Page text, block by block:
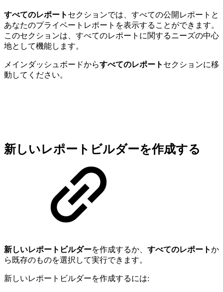
すべてのレポート セクションでは、すべての公開レポートと
あなたのプライベートレポートを表示することができます。
このセクションは、すべてのレポートに関するニーズの中心
地として機能します。
メインダッシュボードからすべてのレポート セクションに移
動してください。
新しいレポートビルダーを作成する
新しいレポートビルダーを作成するか、 すべてのレポートか
ら既存のものを選択して実行できます。
新しいレポートビルダーを作成するには: